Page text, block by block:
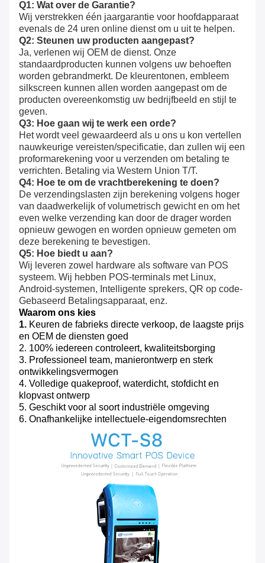
Q1: Wat over de Garantie?
Wij verstrekken één jaargarantie voor hoofdapparaat
evenals de 24 uren online dienst om u uit te helpen.
Q2: Steunen uw producten aangepast?
Ja, verlenen wij OEM de dienst. Onze
standaardproducten kunnen volgens uw behoeften
worden gebrandmerkt. De kleurentonen, embleem
silkscreen kunnen allen worden aangepast om de
producten overeenkomstig uw bedrijfbeeld en stijl te
geven.
Q3: Hoe gaan wij te werk een orde?
Het wordt veel gewaardeerd als u ons u kon vertellen
nauwkeurige vereisten/specificatie, dan zullen wij een
proformarekening voor u verzenden om betaling te
verrichten. Betaling via Western Union T/T.
Q4: Hoe te om de vrachtberekening te doen?
De verzendingslasten zijn berekening volgens hoger
van daadwerkelijk of volumetrisch gewicht en om het
even welke verzending kan door de drager worden
opnieuw gewogen en worden opnieuw gemeten om
deze berekening te bevestigen.
Q5: Hoe biedt u aan?
Wij leveren zowel hardware als software van POS
systeem. Wij hebben POS-terminals met Linux,
Android-systemen, Intelligente sprekers, QR op code-
Gebaseerd Betalingsapparaat, enz.
Waarom ons kies
1. Keuren de fabrieks directe verkoop, de laagste prijs
en OEM de diensten goed
2. 100% iedereen controleert, kwaliteitsborging
3. Professioneel team, manierontwerp en sterk
ontwikkelingsvermogen
4. Volledige quakeproof, waterdicht, stofdicht en
klopvast ontwerp
5. Geschikt voor al soort industriële omgeving
6. Onafhankelijke intellectuele-eigendomsrechten